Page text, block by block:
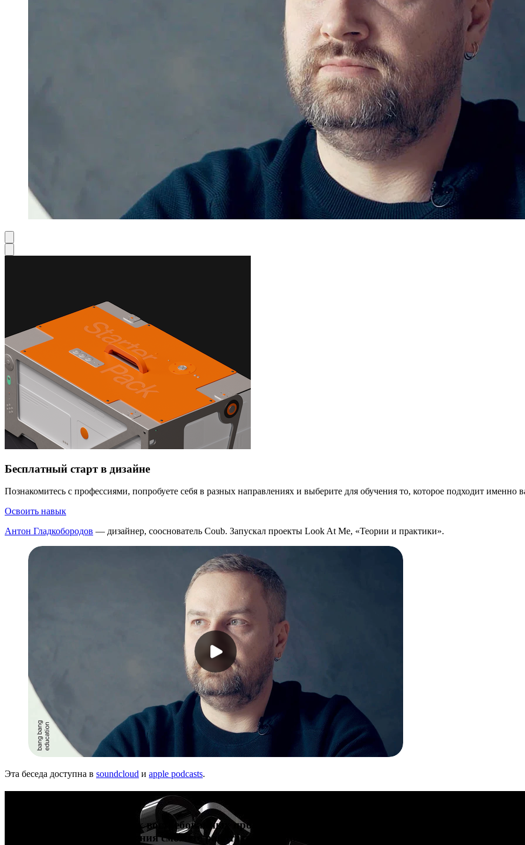
Бесплатный старт в дизайне
Познакомитесь с профессиями, попробуете себя в разных направлениях и выберите для обучения то, которое подходит именно
Освоить навык
Антон Гладкобородов — дизайнер, сооснователь Coub. Запускал проекты Look At Me, «Теории и практики».
Эта беседа доступна в soundcloud и apple podcasts.
Попробуйте себя в четырех востребованных профессиях в дизайне и выберите для дальнейшего
больше всего. После обучения сможете работать младшим дизайнером, брать проекты на фрилансе